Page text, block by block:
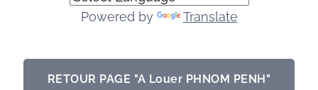
Powered by Translate
RETOUR PAGE "A Louer PHNOM PENH"